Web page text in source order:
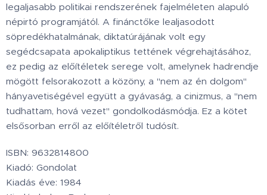
legaljasabb politikai rendszerének fajelméleten alapuló
népirtó programjától. A finánctőke lealjasodott
söpredékhatalmának, diktatúrájának volt egy
segédcsapata apokaliptikus tettének végrehajtásához,
ez pedig az előítéletek serege volt, amelynek hadrendje
mögött felsorakozott a közöny, a "nem az én dolgom"
hányavetiségével együtt a gyávaság, a cinizmus, a "nem
tudhattam, hová vezet" gondolkodásmódja. Ez a kötet
elsősorban erről az előítéletről tudósít.
ISBN: 9632814800
Kiadó: Gondolat
Kiadás éve: 1984